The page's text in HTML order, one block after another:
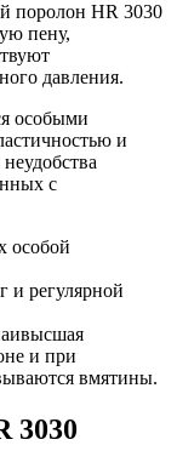
поролон HR 3030
пену,
давления.
особыми
и
с
особой
и регулярной
и при
вмятины.
3030